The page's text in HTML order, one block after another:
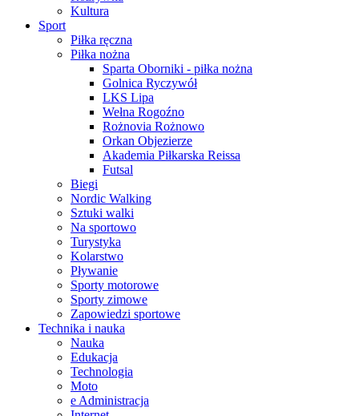
Kultura
Sport
Piłka ręczna
Piłka nożna
Sparta Oborniki - piłka nożna
Golnica Ryczywół
LKS Lipa
Wełna Rogoźno
Rożnovia Rożnowo
Orkan Objezierze
Akademia Piłkarska Reissa
Futsal
Biegi
Nordic Walking
Sztuki walki
Na sportowo
Turystyka
Kolarstwo
Pływanie
Sporty motorowe
Sporty zimowe
Zapowiedzi sportowe
Technika i nauka
Nauka
Edukacja
Technologia
Moto
e Administracja